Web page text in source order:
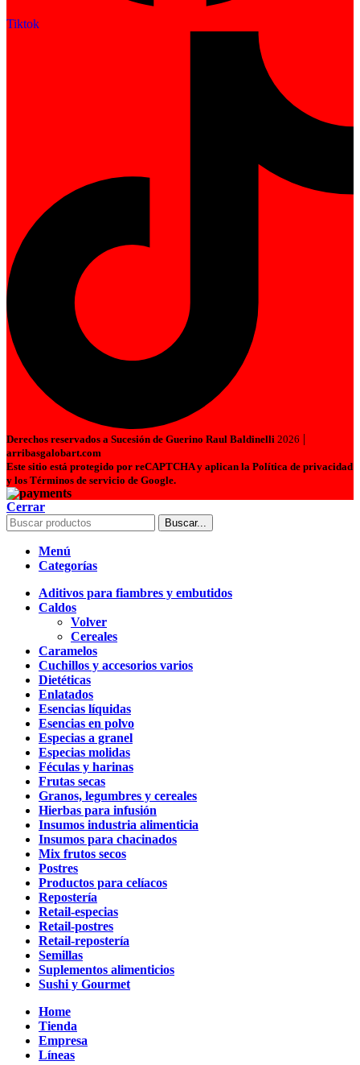
Tiktok
Derechos reservados a Sucesión de Guerino Raul Baldinelli 2026 |
arribasgalobart.com
Este sitio está protegido por reCAPTCHA y aplican la Política de privacidad
y los Términos de servicio de Google.
Cerrar
Buscar...
Menú
Categorías
Aditivos para fiambres y embutidos
Caldos
Volver
Cereales
Caramelos
Cuchillos y accesorios varios
Dietéticas
Enlatados
Esencias líquidas
Esencias en polvo
Especias a granel
Especias molidas
Féculas y harinas
Frutas secas
Granos, legumbres y cereales
Hierbas para infusión
Insumos industria alimenticia
Insumos para chacinados
Mix frutos secos
Postres
Productos para celíacos
Repostería
Retail-especias
Retail-postres
Retail-repostería
Semillas
Suplementos alimenticios
Sushi y Gourmet
Home
Tienda
Empresa
Líneas